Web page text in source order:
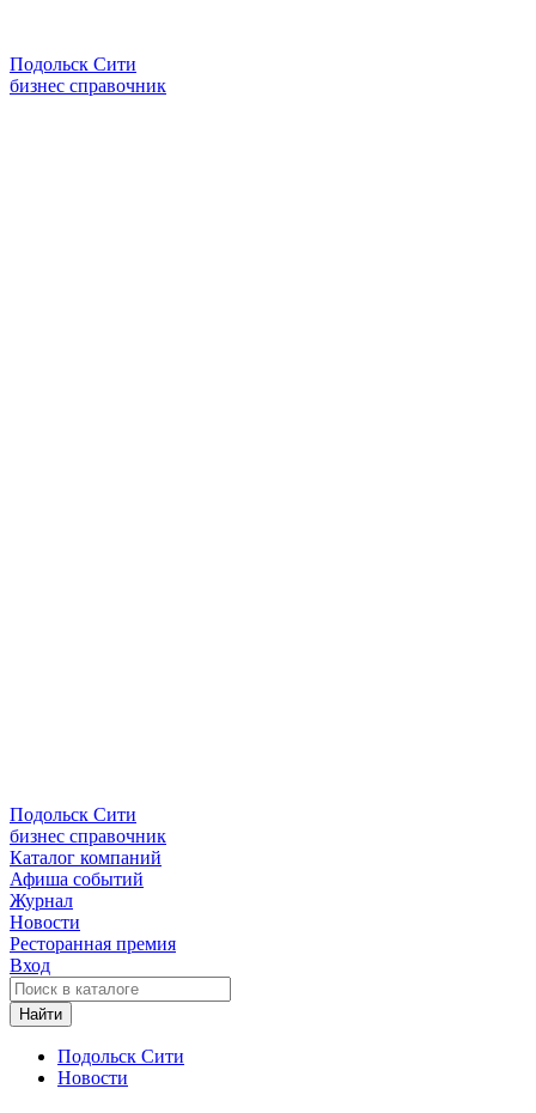
Подольск Сити
бизнес справочник
Подольск Сити
бизнес справочник
Каталог компаний
Афиша событий
Журнал
Новости
Ресторанная премия
Вход
Найти
Подольск Сити
Новости